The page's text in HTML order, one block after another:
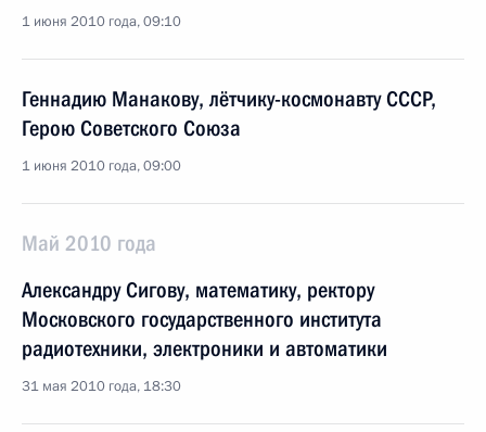
1 июня 2010 года, 09:10
Геннадию Манакову, лётчику-космонавту СССР,
Герою Советского Союза
1 июня 2010 года, 09:00
Май 2010 года
Александру Сигову, математику, ректору
Московского государственного института
радиотехники, электроники и автоматики
31 мая 2010 года, 18:30